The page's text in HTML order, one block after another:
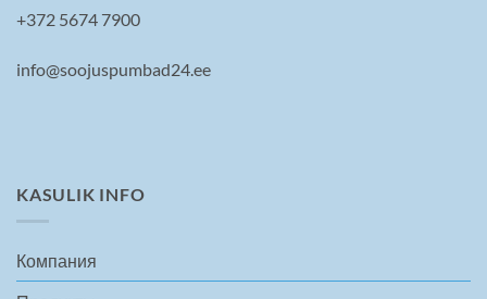
+372 5674 7900
info@soojuspumbad24.ee
KASULIK INFO
Компания